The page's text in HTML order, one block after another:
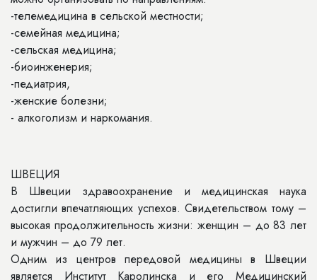
-телемедицина в сельской местности;
-семейная медицина;
-сельская медицина;
-биоинженерия;
-педиатрия,
-женские болезни;
- алкоголизм и наркомания.
ШВЕЦИЯ
В Швеции здравоохранение и медицинская наука
достигли впечатляющих успехов. Свидетельством тому –
высокая продолжительность жизни: женщин – до 83 лет
и мужчин – до 79 лет.
Одним из центров передовой медицины в Швеции
является Институт Каролинска и его Медицинский